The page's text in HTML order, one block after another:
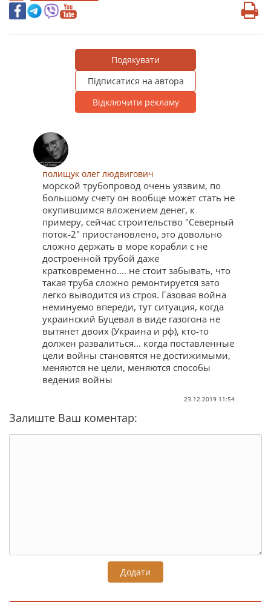
Подякувати
Підписатися на автора
Відключити рекламу
полищук олег людвигович
морской трубопровод очень уязвим, по
большому счету он вообще может стать не
окупившимся вложением денег, к
примеру, сейчас строительство "Северный
поток-2" приостановлено, это довольно
сложно держать в море корабли с не
достроенной трубой даже
кратковременно.... не стоит забывать, что
такая труба сложно ремонтируется зато
легко выводится из строя. Газовая война
неминуемо впереди, тут ситуация, когда
украинский Буцевал в виде газогона не
вытянет двоих (Украина и рф), кто-то
должен развалиться... когда поставленные
цели войны становятся не достижимыми,
меняются не цели, меняются способы
ведения войны
23.12.2019 11:54
Залиште Ваш коментар:
Додати